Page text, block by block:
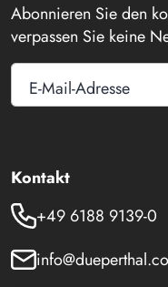
Abonnieren Sie den
verpassen Sie keine
E-Mail-Adresse
Kontakt
+49 6188 9139-0